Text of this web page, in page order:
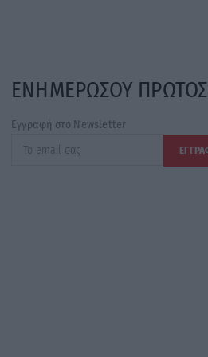
ΕΝΗΜΕΡΩΣΟΥ ΠΡΩΤΟΣ
Εγγραφή στο Newsletter